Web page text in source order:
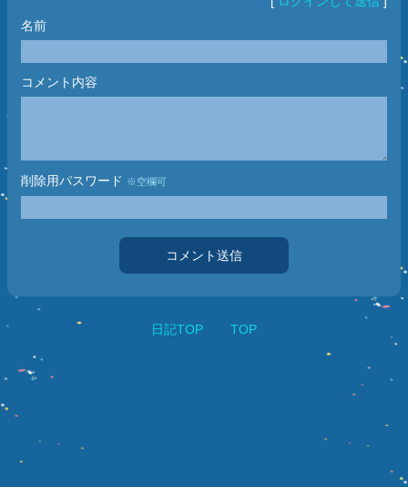
名前
コメント内容
削除用パスワード ※空欄可
コメント送信
日記TOP TOP